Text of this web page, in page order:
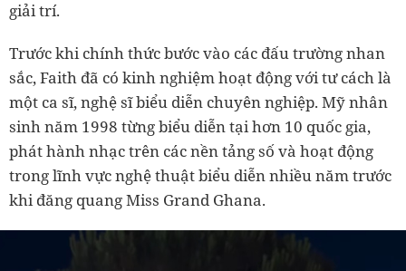
giải trí.
Trước khi chính thức bước vào các đấu trường nhan
sắc, Faith đã có kinh nghiệm hoạt động với tư cách là
một ca sĩ, nghệ sĩ biểu diễn chuyên nghiệp. Mỹ nhân
sinh năm 1998 từng biểu diễn tại hơn 10 quốc gia,
phát hành nhạc trên các nền tảng số và hoạt động
trong lĩnh vực nghệ thuật biểu diễn nhiều năm trước
khi đăng quang Miss Grand Ghana.